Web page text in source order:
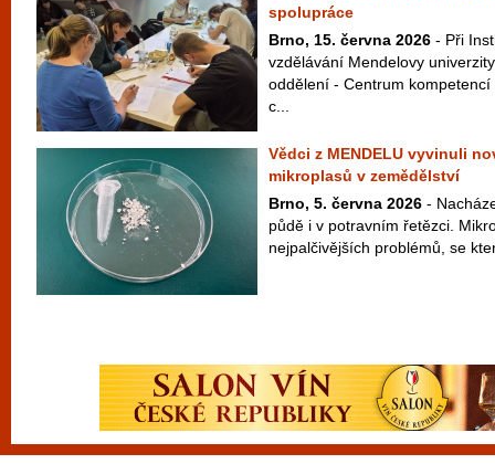
spolupráce
Brno, 15. června 2026 - Při
vzdělávání Mendelovy
oddělení - Centrum
c...
Vědci z MENDELU vyvinuli
mikroplasů v zemědělství
Brno, 5. června 2026 -
půdě i v potravním řetězci.
nejpalčivějších problémů, se